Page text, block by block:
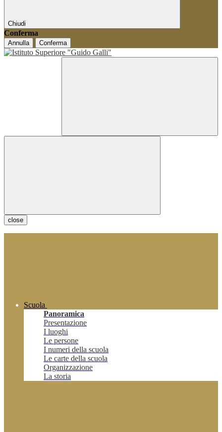
Chiudi
Conferma
Annulla Conferma
close
Scuola
Panoramica
Presentazione
I luoghi
Le persone
I numeri della scuola
Le carte della scuola
Organizzazione
La storia